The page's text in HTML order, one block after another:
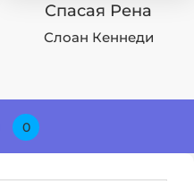
Спасая Рена
Слоан Кеннеди
0